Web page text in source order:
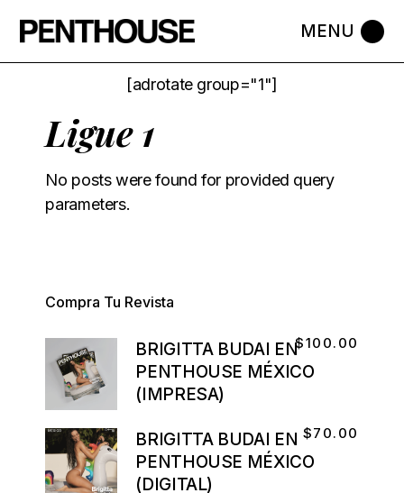
[adrotate group="1"]
Ligue 1
No posts were found for provided query
parameters.
Compra Tu Revista
BRIGITTA BUDAI EN
PENTHOUSE MÉXICO
(IMPRESA)
$100.00
BRIGITTA BUDAI EN
PENTHOUSE MÉXICO
(DIGITAL)
$70.00